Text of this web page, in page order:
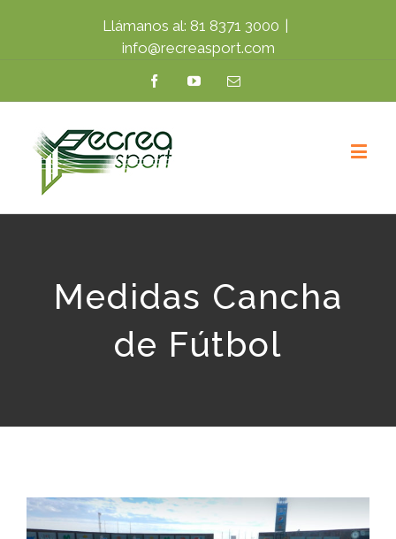
Llámanos al: 81 8371 3000
info@recreasport.com
FacebookYouTubeEmail
Medidas Cancha
de Fútbol
View
Larger